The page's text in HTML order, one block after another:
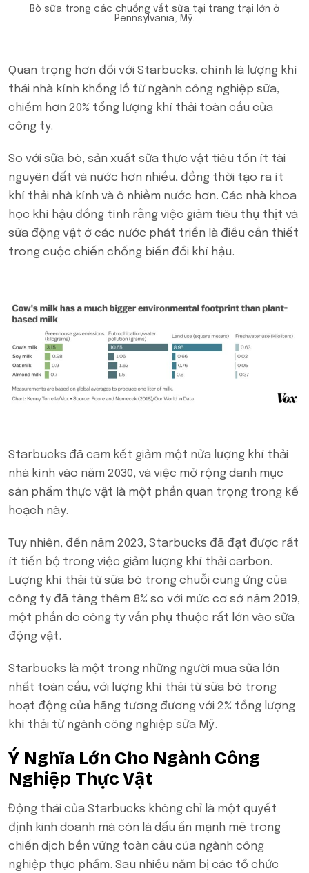
Bò sữa trong các chuồng vắt sữa tại trang trại lớn ở
Pennsylvania, Mỹ.
Quan trọng hơn đối với Starbucks, chính là lượng khí
thải nhà kính khổng lồ từ ngành công nghiệp sữa,
chiếm hơn 20% tổng lượng khí thải toàn cầu của
công ty.
So với sữa bò, sản xuất sữa thực vật tiêu tốn ít tài
nguyên đất và nước hơn nhiều, đồng thời tạo ra ít
khí thải nhà kính và ô nhiễm nước hơn. Các nhà khoa
học khí hậu đồng tình rằng việc giảm tiêu thụ thịt và
sữa động vật ở các nước phát triển là điều cần thiết
trong cuộc chiến chống biến đổi khí hậu.
Starbucks đã cam kết giảm một nửa lượng khí thải
nhà kính vào năm 2030, và việc mở rộng danh mục
sản phẩm thực vật là một phần quan trọng trong kế
hoạch này.
Tuy nhiên, đến năm 2023, Starbucks đã đạt được rất
ít tiến bộ trong việc giảm lượng khí thải carbon.
Lượng khí thải từ sữa bò trong chuỗi cung ứng của
công ty đã tăng thêm 8% so với mức cơ sở năm 2019,
một phần do công ty vẫn phụ thuộc rất lớn vào sữa
động vật.
Starbucks là một trong những người mua sữa lớn
nhất toàn cầu, với lượng khí thải từ sữa bò trong
hoạt động của hãng tương đương với 2% tổng lượng
khí thải từ ngành công nghiệp sữa Mỹ.
Ý Nghĩa Lớn Cho Ngành Công
Nghiệp Thực Vật
Động thái của Starbucks không chỉ là một quyết
định kinh doanh mà còn là dấu ấn mạnh mẽ trong
chiến dịch bền vững toàn cầu của ngành công
nghiệp thực phẩm. Sau nhiều năm bị các tổ chức